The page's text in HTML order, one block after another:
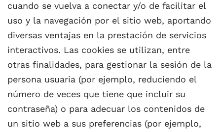
cuando se vuelva a conectar y/o de facilitar el
uso y la navegación por el sitio web, aportando
diversas ventajas en la prestación de servicios
interactivos. Las cookies se utilizan, entre
otras finalidades, para gestionar la sesión de la
persona usuaria (por ejemplo, reduciendo el
número de veces que tiene que incluir su
contraseña) o para adecuar los contenidos de
un sitio web a sus preferencias (por ejemplo,